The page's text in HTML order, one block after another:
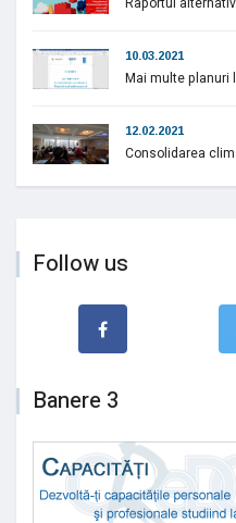
10.03.2021
Mai multe planuri
12.02.2021
Consolidarea
Follow us
Banere 3